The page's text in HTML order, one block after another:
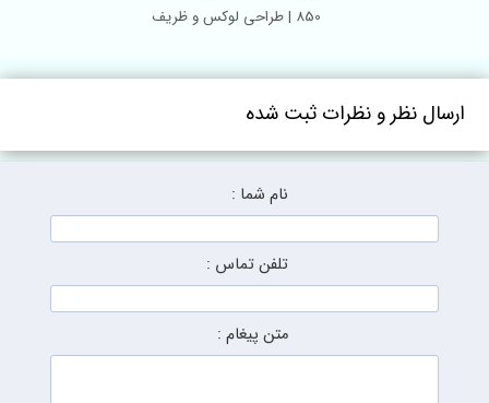
850 | طراحی لوکس و ظریف
ارسال نظر و نظرات ثبت شده
نام شما :
تلفن تماس :
متن پیغام :